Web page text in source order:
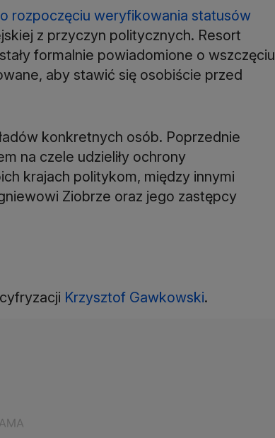
rozpoczęciu weryfikowania statusów
z przyczyn politycznych. Resort
formalnie powiadomione o wszczęciu
aby stawić się osobiście przed
konkretnych osób. Poprzednie
na czele udzieliły ochrony
krajach politykom, między innymi
Ziobrze oraz jego zastępcy
Krzysztof Gawkowski.